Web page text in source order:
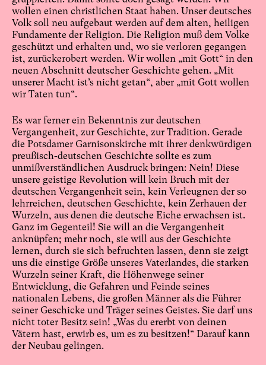
wollen einen christlichen Staat haben. Unser deutsches
Volk soll neu aufgebaut werden auf dem alten, heiligen
Fundamente der Religion. Die Religion muß dem Volke
geschützt und erhalten und, wo sie verloren gegangen
ist, zurückerobert werden. Wir wollen „mit Gott“ in den
neuen Abschnitt deutscher Geschichte gehen. „Mit
unserer Macht ist’s nicht getan“, aber „mit Gott wollen
wir Taten tun“.
Es war ferner ein Bekenntnis zur deutschen
Vergangenheit, zur Geschichte, zur Tradition. Gerade
die Potsdamer Garnisonskirche mit ihrer denkwürdigen
preußisch-deutschen Geschichte sollte es zum
unmißverständlichen Ausdruck bringen: Nein! Diese
unsere geistige Revolution will kein Bruch mit der
deutschen Vergangenheit sein, kein Verleugnen der so
lehrreichen, deutschen Geschichte, kein Zerhauen der
Wurzeln, aus denen die deutsche Eiche erwachsen ist.
Ganz im Gegenteil! Sie will an die Vergangenheit
anknüpfen; mehr noch, sie will aus der Geschichte
lernen, durch sie sich befruchten lassen, denn sie zeigt
uns die einstige Größe unseres Vaterlandes, die starken
Wurzeln seiner Kraft, die Höhenwege seiner
Entwicklung, die Gefahren und Feinde seines
nationalen Lebens, die großen Männer als die Führer
seiner Geschicke und Träger seines Geistes. Sie darf uns
nicht toter Besitz sein! „Was du ererbt von deinen
Vätern hast, erwirb es, um es zu besitzen!“ Darauf kann
der Neubau gelingen.